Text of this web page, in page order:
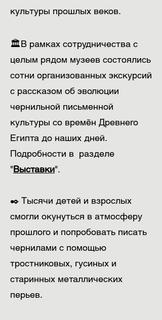
культуры прошлых веков.
🏛️В рамках сотрудничества с
целым рядом музеев состоялись
сотни организованных экскурсий
с рассказом об эволюции
чернильной письменной
культуры со времён Древнего
Египта до наших дней.
Подробности в разделе
"Выставки".
✒️ Тысячи детей и взрослых
смогли окунуться в атмосферу
прошлого и попробовать писать
чернилами с помощью
тростниковых, гусиных и
старинных металлических
перьев.